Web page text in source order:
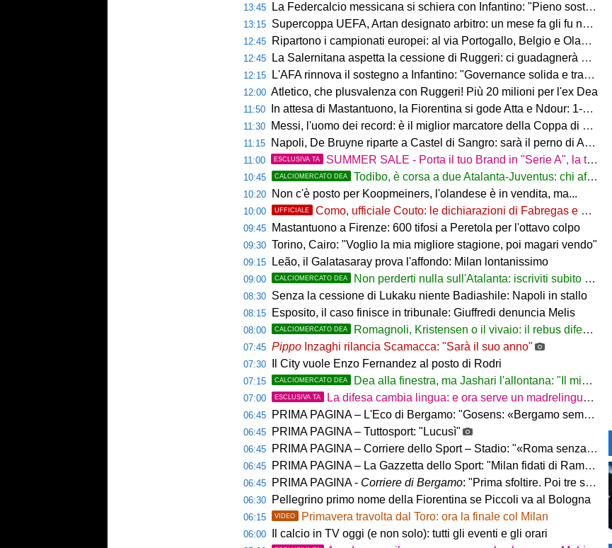
13:45 La Federcalcio messicana si schiera con Infantino: "Pieno sostegno alla sua leadership"
13:15 Supercoppa UEFA, Artan designato arbitro: un mese fa gli fu negato l'ingresso negli Stati Uniti
12:45 Ripartono i campionati europei: al via Portogallo, Belgio e Olanda
12:45 La Salernitana aspetta la cessione di Ruggeri: ci guadagnerà qualcosa
12:15 L'AFA rinnova il sostegno a Infantino: "Governance solida e trasparente"
12:00 Atletico, che plusvalenza con Ruggeri! Più 20 milioni per l'ex Dea
11:50 In attesa di Mastantuono, la Fiorentina si gode Atta e Ndour: 1-1 col Deportivo
11:30 Messi, l'uomo dei record: è il miglior marcatore della Coppa di Lega
11:15 Napoli, De Bruyne riparte a Castel di Sangro: sarà il perno di Allegri
11:00 ESCLUSIVA TA SUMMER SALE - Porta il tuo Brand in "Serie A", la tua azienda e professione titolare nel cuore dell'Atalanta
10:45 CALCIOMERCATO DEA Todibo, è corsa a due Atalanta-Juventus: chi affonderà il colpo?
10:20 Non c'è posto per Koopmeiners, l'olandese è in vendita, ma...
10:00 UFFICIALE Como, ufficiale Couto: le dichiarazioni di Fabregas e del brasiliano
09:45 Mastantuono a Firenze: 600 tifosi a Peretola per l'ottavo colpo
09:30 Torino, Cairo: "Voglio la mia migliore stagione, poi magari vendo"
09:15 Leão, il Galatasaray prova l'affondo: Milan lontanissimo
09:00 CALCIOMERCATO DEA Non perderti nulla sull'Atalanta: iscriviti subito al nostro canale WhatsApp!
08:30 Senza la cessione di Lukaku niente Badiashile: Napoli in stallo
08:15 Esposito, il caso finisce in tribunale: Giuffredi denuncia Melis
08:00 CALCIOMERCATO DEA Romagnoli, Kristensen o il vivaio: il rebus difesa dell'Atalanta
07:45 Pippo Inzaghi rilancia Scamacca: "Sarà il suo anno"
07:30 Il City vuole Enzo Fernandez al posto di Rodri
07:15 CALCIOMERCATO DEA Dea alla finestra, ma Jashari l'allontana: "Il mio cuore è sempre stato rossonero"
07:00 ESCLUSIVA TA La difesa cambia lingua: e ora serve un madrelingua della zona
06:45 PRIMA PAGINA – L'Eco di Bergamo: "Gosens: «Bergamo sempre casa mia. Incuriosito da Sarri»"
06:45 PRIMA PAGINA – Tuttosport: "Lucusì"
06:45 PRIMA PAGINA – Corriere dello Sport – Stadio: "«Roma senza limiti»"
06:45 PRIMA PAGINA – La Gazzetta dello Sport: "Milan fidati di Ramos"
06:45 PRIMA PAGINA - Corriere di Bergamo: "Prima sfoltire. Poi tre settimane per gli altri innesti"
06:30 Pellegrino primo nome della Fiorentina se Piccoli va al Bologna
06:15 VIDEO Primavera travolta dal Toro: ora la finale col Milan
06:00 Il calcio in TV oggi (e non solo): tutti gli eventi e gli orari